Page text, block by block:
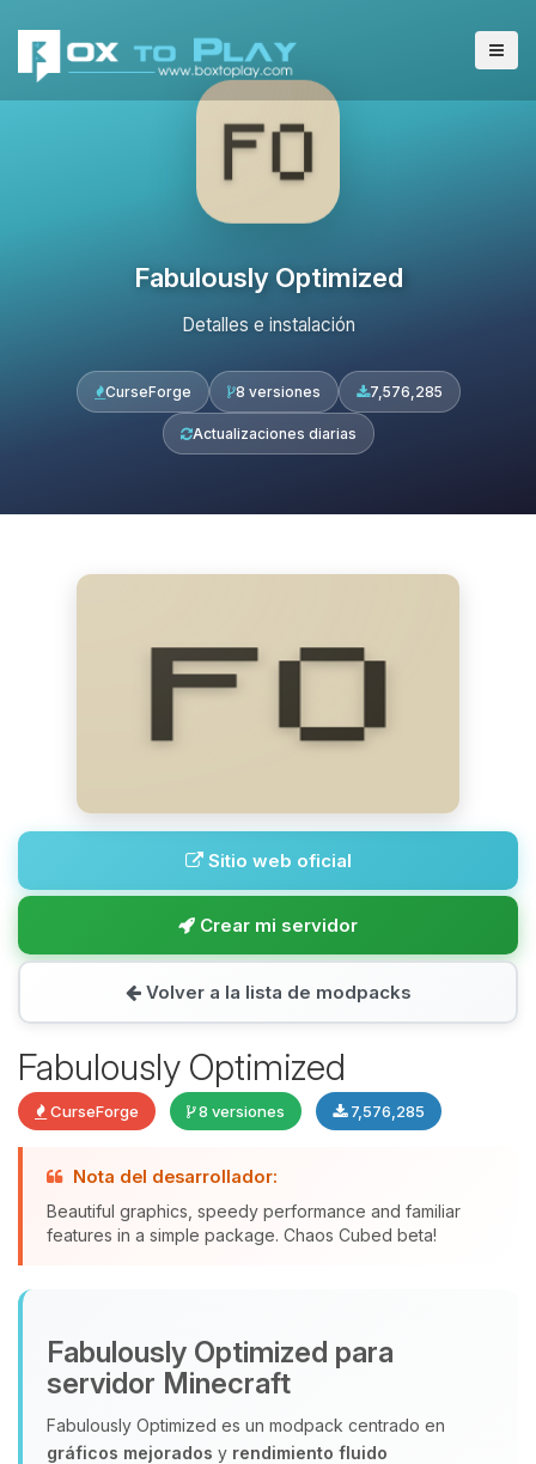
Fabulously Optimized
Detalles e instalación
CurseForge 8 versiones 7,576,285
Actualizaciones diarias
Sitio web oficial
Crear mi servidor
Volver a la lista de modpacks
Fabulously Optimized
CurseForge 8 versiones 7,576,285
Nota del desarrollador:
Beautiful graphics, speedy performance and familiar
features in a simple package. Chaos Cubed beta!
Fabulously Optimized para
servidor Minecraft
Fabulously Optimized es un modpack centrado en
gráficos mejorados y rendimiento fluido
que necesitas y moveré mis
pequenos circuitos para ayudarte.